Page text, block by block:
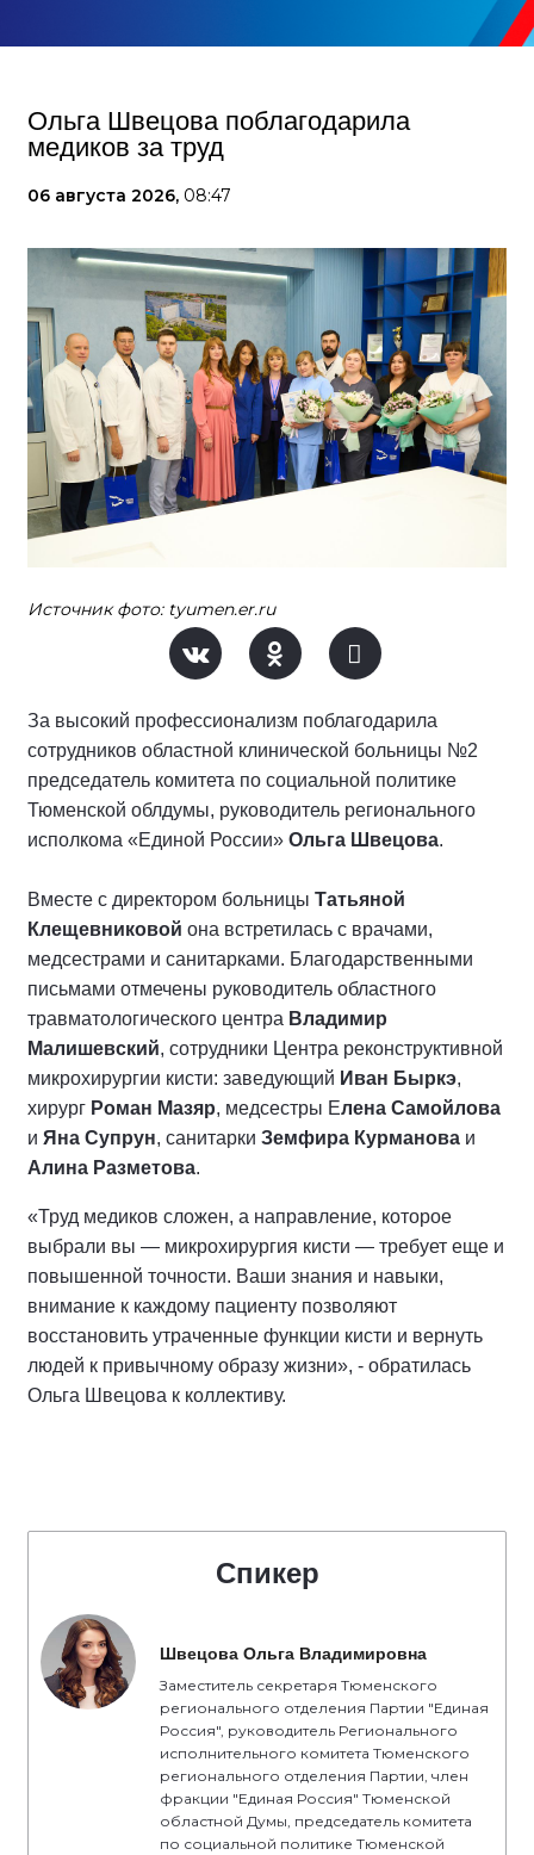
Ольга Швецова поблагодарила
медиков за труд
06 августа 2026, 08:47
Источник фото: tyumen.er.ru
За высокий профессионализм поблагодарила
сотрудников областной клинической больницы №2
председатель комитета по социальной политике
Тюменской облдумы, руководитель регионального
исполкома «Единой России» Ольга Швецова.
Вместе с директором больницы Татьяной
Клещевниковой она встретилась с врачами,
медсестрами и санитарками. Благодарственными
письмами отмечены руководитель областного
травматологического центра Владимир
Малишевский, сотрудники Центра реконструктивной
микрохирургии кисти: заведующий Иван Быркэ,
хирург Роман Мазяр, медсестры Елена Самойлова
и Яна Супрун, санитарки Земфира Курманова и
Алина Разметова.
«Труд медиков сложен, а направление, которое
выбрали вы — микрохирургия кисти — требует еще и
повышенной точности. Ваши знания и навыки,
внимание к каждому пациенту позволяют
восстановить утраченные функции кисти и вернуть
людей к привычному образу жизни», - обратилась
Ольга Швецова к коллективу.
Спикер
Швецова Ольга Владимировна
Заместитель секретаря Тюменского
регионального отделения Партии "Единая
Россия", руководитель Регионального
исполнительного комитета Тюменского
регионального отделения Партии, член
фракции "Единая Россия" Тюменской
областной Думы, председатель комитета
по социальной политике Тюменской